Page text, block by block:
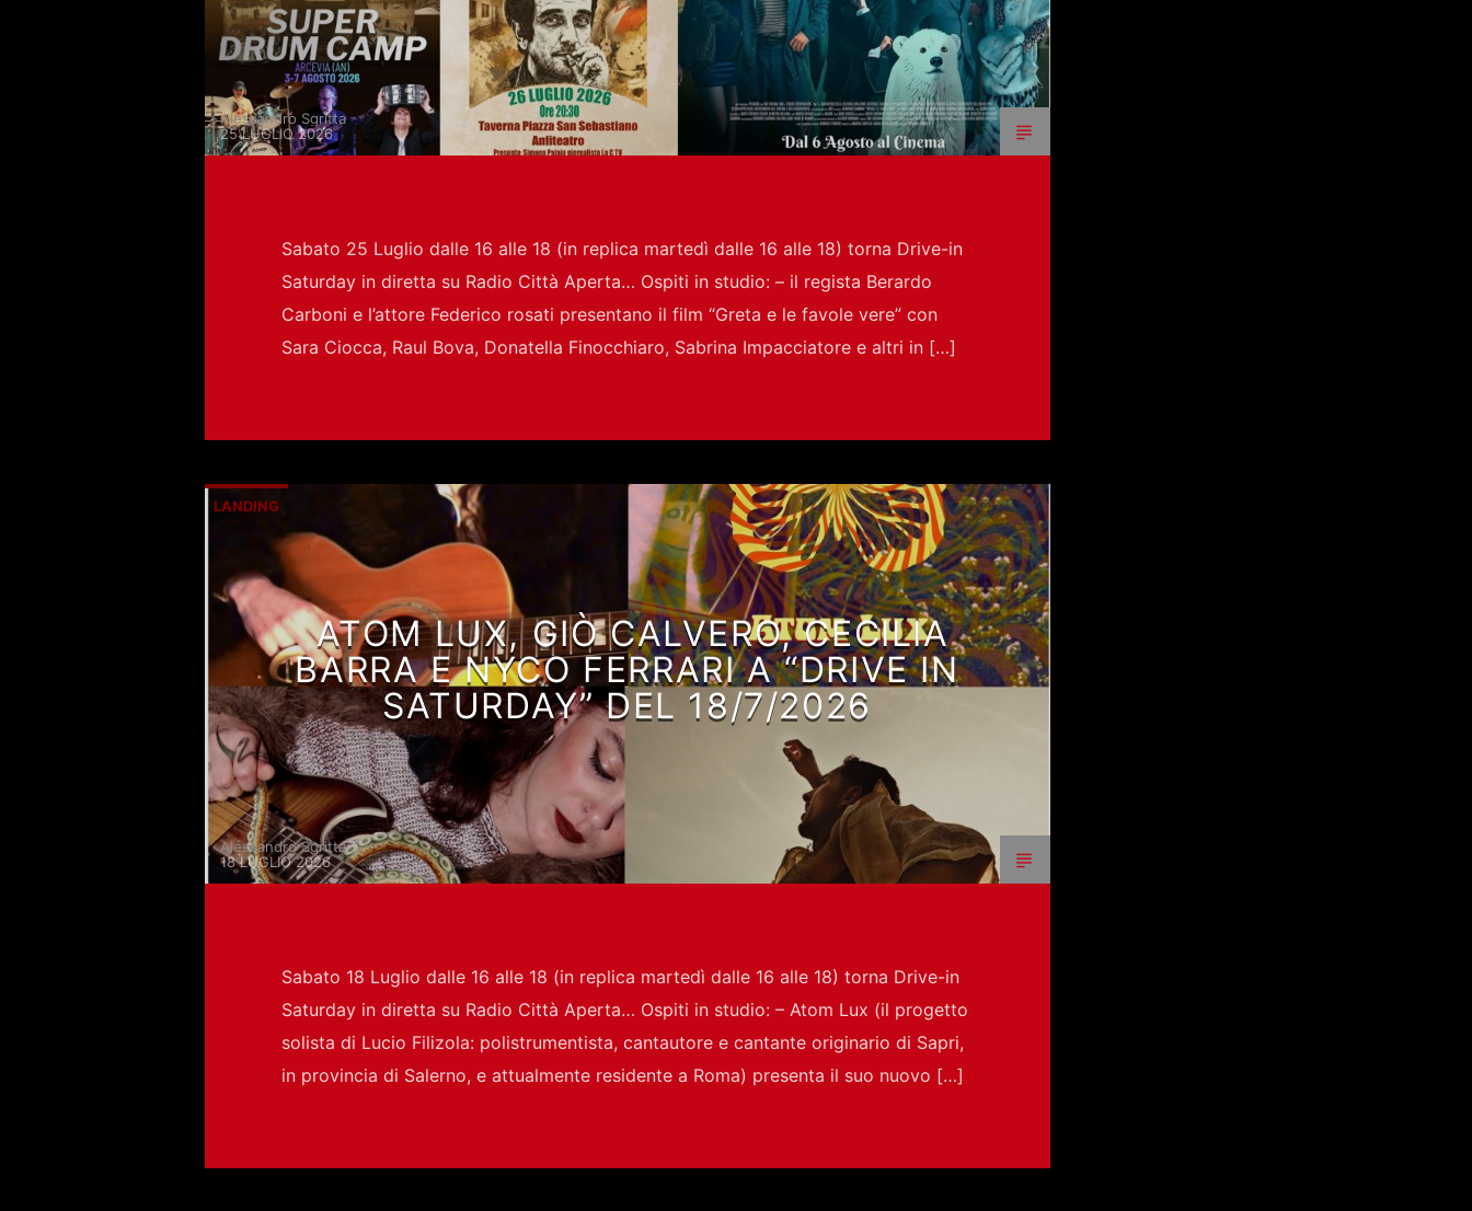
Alessandro Sgritta
25 LUGLIO 2026
Sabato 25 Luglio dalle 16 alle 18 (in replica martedì dalle 16 alle 18) torna Drive-in
Saturday in diretta su Radio Città Aperta… Ospiti in studio: – il regista Berardo
Carboni e l’attore Federico rosati presentano il film “Greta e le favole vere” con
Sara Ciocca, Raul Bova, Donatella Finocchiaro, Sabrina Impacciatore e altri in […]
LANDING
ATOM LUX, GIÒ CALVERO, CECILIA
BARRA E NYCO FERRARI A “DRIVE IN
SATURDAY” DEL 18/7/2026
Alessandro Sgritta
18 LUGLIO 2026
Sabato 18 Luglio dalle 16 alle 18 (in replica martedì dalle 16 alle 18) torna Drive-in
Saturday in diretta su Radio Città Aperta… Ospiti in studio: – Atom Lux (il progetto
solista di Lucio Filizola: polistrumentista, cantautore e cantante originario di Sapri,
in provincia di Salerno, e attualmente residente a Roma) presenta il suo nuovo […]